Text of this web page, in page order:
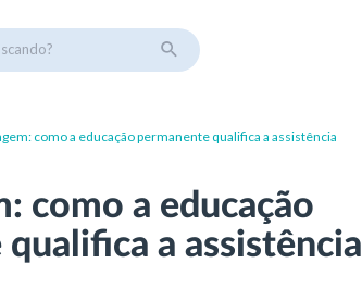
como a educação permanente qualifica a assistência
como a educação
a assistência